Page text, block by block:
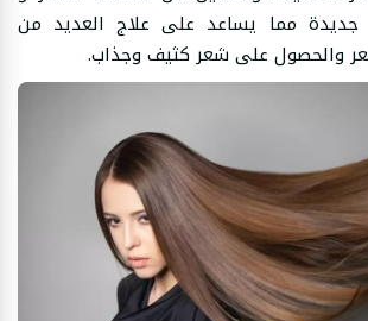
جديدة مما يساعد على علاج العديد من
والحصول على شعر كثيف وجذاب.